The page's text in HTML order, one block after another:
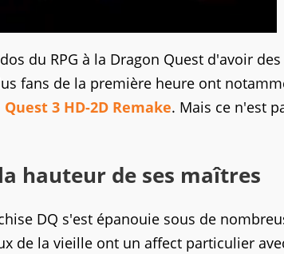
du RPG à la Dragon Quest d'avoir
fans de la première heure ont
3 HD-2D Remake. Mais ce n'est
hauteur de ses maîtres
DQ s'est épanouie sous de
de la vieille ont un affect particulier